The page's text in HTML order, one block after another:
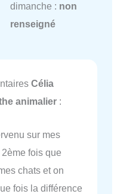
dimanche : non
renseigné
Célia
animalier :
sur mes
fois que
chats et on
fois la différence